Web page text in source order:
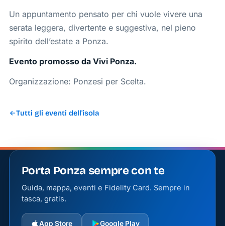
Un appuntamento pensato per chi vuole vivere una
serata leggera, divertente e suggestiva, nel pieno
spirito dell’estate a Ponza.
Evento promosso da Vivi Ponza.
Organizzazione: Ponzesi per Scelta.
Tutti gli eventi dell'isola
Porta Ponza sempre con te
Guida, mappa, eventi e Fidelity Card. Sempre in
tasca, gratis.
App Store Google Play